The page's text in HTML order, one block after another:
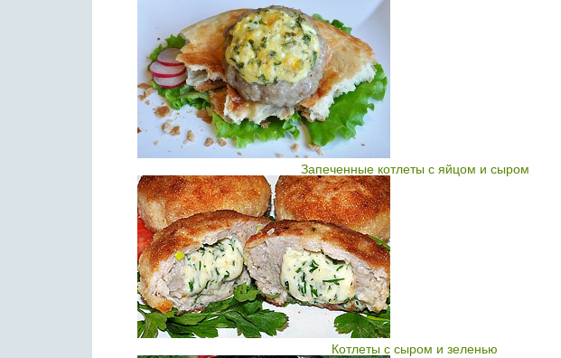
Запеченные котлеты с яйцом и сыром
Котлеты с сыром и зеленью